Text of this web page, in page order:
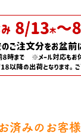
済みのお客様